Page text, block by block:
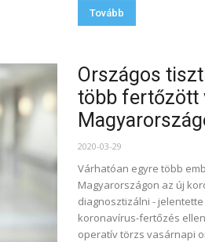
Tovább
Országos
több fertőzött
2020-03-29
Várhatóan egyre több
Magyarországon az új
diagnosztizálni -
koronavírus-fertőzés
operatív törzs vasárnapi